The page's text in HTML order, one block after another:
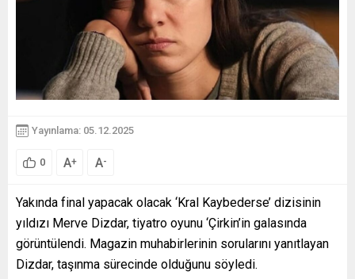
Yayınlama: 05.12.2025
0 A+ A-
Yakında final yapacak olacak ‘Kral Kaybederse’ dizisinin
yıldızı Merve Dizdar, tiyatro oyunu ‘Çirkin’in galasında
görüntülendi. Magazin muhabirlerinin sorularını yanıtlayan
Dizdar, taşınma sürecinde olduğunu söyledi.